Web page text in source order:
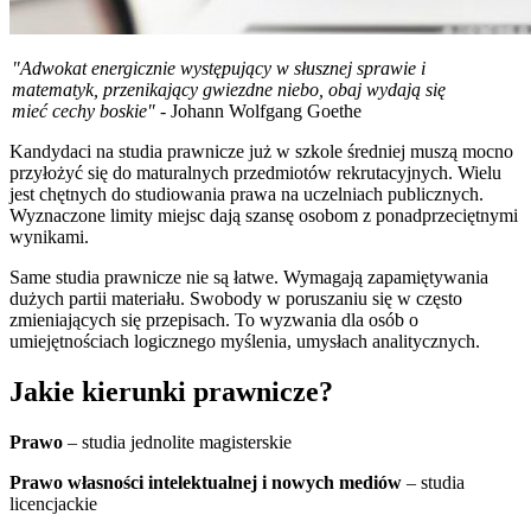
"Adwokat energicznie występujący w słusznej sprawie i
matematyk, przenikający gwiezdne niebo, obaj wydają się
mieć cechy boskie" - Johann Wolfgang Goethe
Kandydaci na studia prawnicze już w szkole średniej muszą mocno
przyłożyć się do maturalnych przedmiotów rekrutacyjnych. Wielu
jest chętnych do studiowania prawa na uczelniach publicznych.
Wyznaczone limity miejsc dają szansę osobom z ponadprzeciętnymi
wynikami.
Same studia prawnicze nie są łatwe. Wymagają zapamiętywania
dużych partii materiału. Swobody w poruszaniu się w często
zmieniających się przepisach. To wyzwania dla osób o
umiejętnościach logicznego myślenia, umysłach analitycznych.
Jakie kierunki prawnicze?
Prawo – studia jednolite magisterskie
Prawo własności intelektualnej i nowych mediów – studia
licencjackie